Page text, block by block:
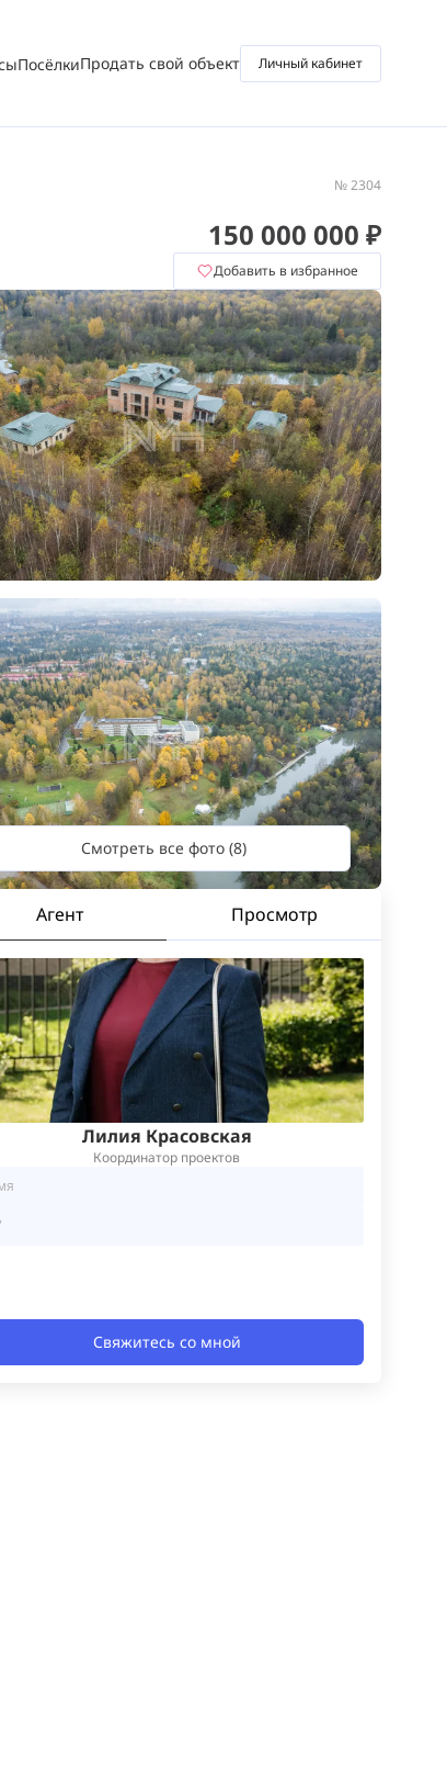
ПосёлкиПродать свой объект Личный кабинет
№ 2304
150 000 000 ₽
Добавить в избранное
Смотреть все фото (8)
Агент Просмотр
Лилия Красовская
Координатор проектов
Свяжитесь со мной